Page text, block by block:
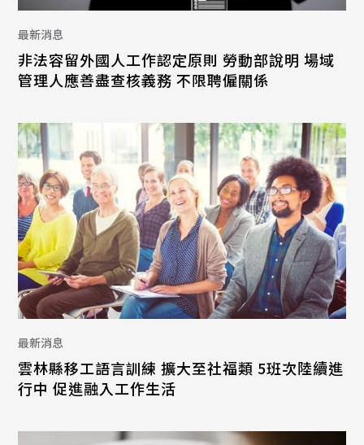
最新消息
非法容留外國人工作認定原則 勞動部說明 場域
管理人應善盡查核義務 不限聘僱關係
最新消息
雲林縣移工語言訓練 擴大至社福類 5班次陸續進
行中 促進融入工作生活